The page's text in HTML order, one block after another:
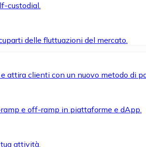
custodial.
delle fluttuazioni del mercato.
attira clienti con un nuovo metodo di
e off-ramp in piattaforme e dApp.
attività.